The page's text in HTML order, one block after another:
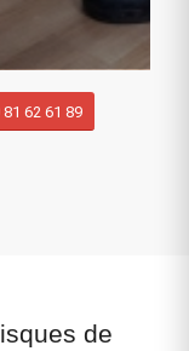
62 61 89
de